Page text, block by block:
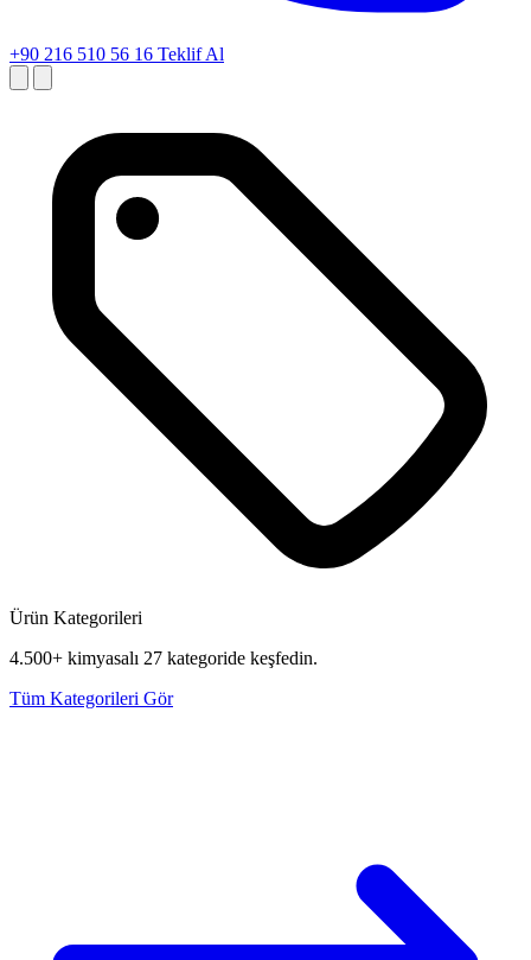
+90 216 510 56 16 Teklif Al
Ürün Kategorileri
4.500+ kimyasalı 27 kategoride keşfedin.
Tüm Kategorileri Gör